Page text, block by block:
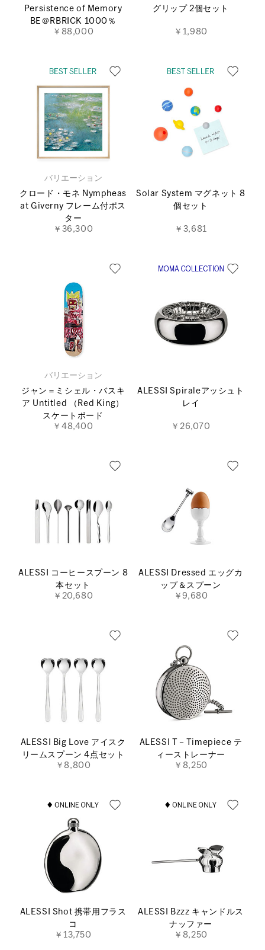
Persistence of Memory
BE＠RBRICK 1000％
￥88,000
グリップ 2個セット
￥1,980
バリエーション
クロード・モネ Nympheas
at Giverny フレーム付ポス
ター
￥36,300
Solar System マグネット 8
個セット
￥3,681
バリエーション
ジャン＝ミシェル・バスキ
ア Untitled （Red King）
スケートボード
￥48,400
ALESSI Spiraleアッシュト
レイ
￥26,070
ALESSI コーヒースプーン 8
本セット
￥20,680
ALESSI Dressed エッグカ
ップ＆スプーン
￥9,680
ALESSI Big Love アイスク
リームスプーン 4点セット
￥8,800
ALESSI T－Timepiece テ
ィーストレーナー
￥8,250
ALESSI Shot 携帯用フラス
コ
￥13,750
ALESSI Bzzz キャンドルス
ナッファー
￥8,250